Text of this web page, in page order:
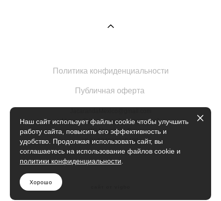
Политика конфиденциальности
Публичная оферта
Москва Б.Кисловский переулок 1с2
ИП Марова Е.Е.
ИНН 504902735420
Наш сайт использует файлы cookie чтобы улучшить
работу сайта, повысить его эффективность и
удобство. Продолжая использовать сайт, вы
соглашаетесь на использование файлов cookie и
политики конфиденциальности
Хорошо